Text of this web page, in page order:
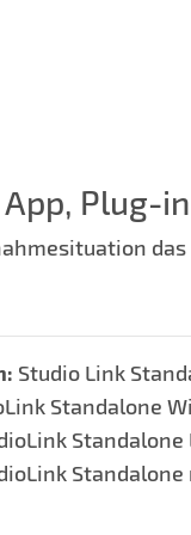
Plug-
Studio Link
Standalone
Standalone
Standalone